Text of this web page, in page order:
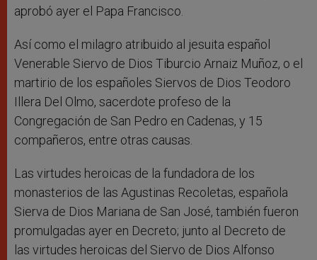
aprobó ayer el Papa Francisco.
Así como el milagro atribuido al jesuita español
Venerable Siervo de Dios Tiburcio Arnaiz Muñoz, o el
martirio de los españoles Siervos de Dios Teodoro
Illera Del Olmo, sacerdote profeso de la
Congregación de San Pedro en Cadenas, y 15
compañeros, entre otras causas.
Las virtudes heroicas de la fundadora de los
monasterios de las Agustinas Recoletas, española
Sierva de Dios Mariana de San José, también fueron
promulgadas ayer en Decreto; junto al Decreto de
las virtudes heroicas del Siervo de Dios Alfonso